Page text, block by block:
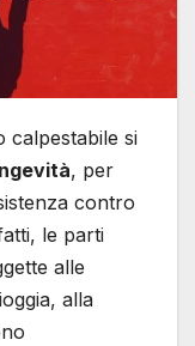
calpestabile si
, per
contro
le parti
alle
alla